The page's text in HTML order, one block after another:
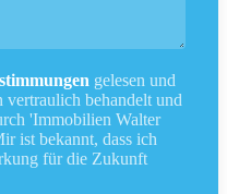
gelesen und
behandelt und
'Immobilien Walter
ist bekannt, dass ich
für die Zukunft